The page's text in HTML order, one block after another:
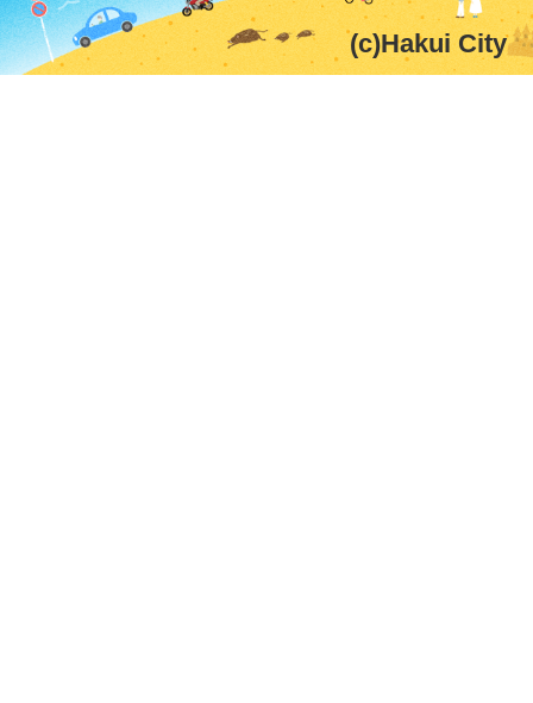
(c)Hakui City